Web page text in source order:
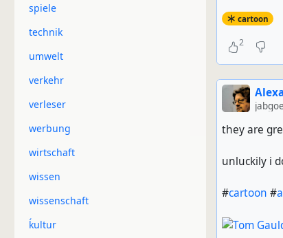
spiele
technik
umwelt
verkehr
verleser
werbung
wirtschaft
wissen
wissenschaft
ḱultur
cartoon
2
they are
unluckily i
#cartoon #